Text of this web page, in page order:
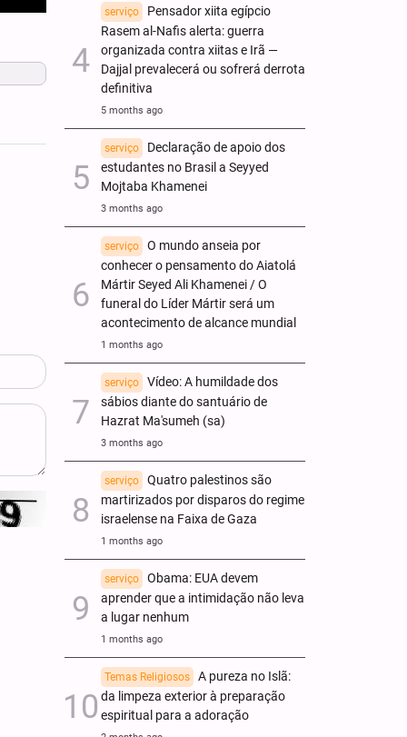
Download
serviço
Pensador xiita egípcio
Rasem al-Nafis alerta: guerra
organizada contra xiitas e Irã —
Dajjal prevalecerá ou sofrerá derrota
definitiva
5 months ago
serviço
Declaração de apoio dos
estudantes no Brasil a Seyyed
Mojtaba Khamenei
3 months ago
serviço
O mundo anseia por
conhecer o pensamento do Aiatolá
Mártir Seyed Ali Khamenei / O
funeral do Líder Mártir será um
acontecimento de alcance mundial
1 months ago
serviço
Vídeo: A humildade dos
sábios diante do santuário de
Hazrat Ma'sumeh (sa)
3 months ago
serviço
Quatro palestinos são
martirizados por disparos do regime
israelense na Faixa de Gaza
1 months ago
serviço
Obama: EUA devem
aprender que a intimidação não leva
a lugar nenhum
1 months ago
Temas Religiosos
A pureza no Islã:
da limpeza exterior à preparação
espiritual para a adoração